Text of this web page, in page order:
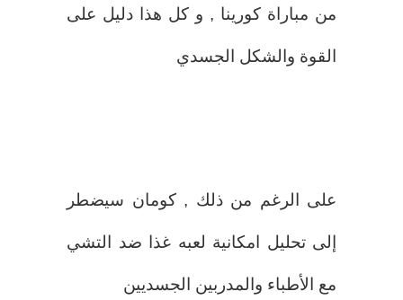
من مباراة كورينا , و كل هذا دليل على
القوة والشكل الجسدي
على الرغم من ذلك , كومان سيضطر
إلى تحليل امكانية لعبه غذا ضد التشي
مع الأطباء والمدربين الجسديين